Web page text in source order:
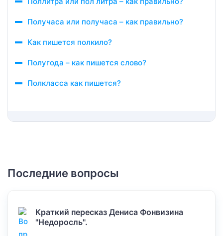
Получаса или получаса – как правильно?
Как пишется полкило?
Полугода – как пишется слово?
Полкласса как пишется?
Последние вопросы
Краткий пересказ Дениса Фонвизина
"Недоросль".